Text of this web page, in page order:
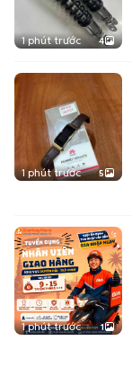
1 phút trước 4
1 phút trước 5
1 phút trước 1